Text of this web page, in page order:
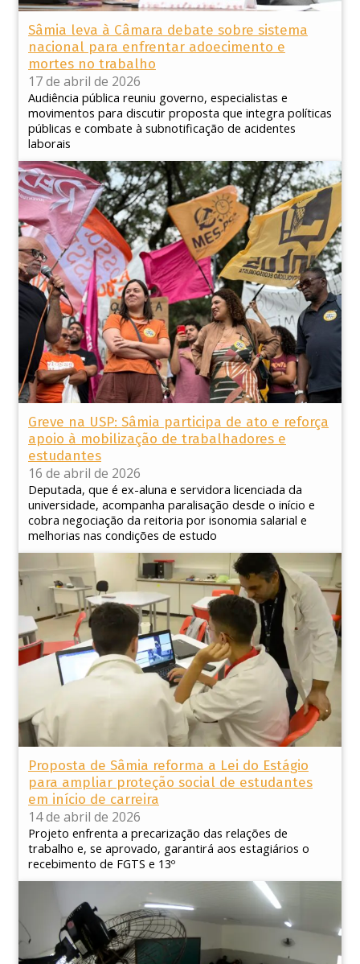
Sâmia leva à Câmara debate sobre sistema
nacional para enfrentar adoecimento e
mortes no trabalho
17 de abril de 2026
Audiência pública reuniu governo, especialistas e
movimentos para discutir proposta que integra políticas
públicas e combate à subnotificação de acidentes
laborais
Greve na USP: Sâmia participa de ato e reforça
apoio à mobilização de trabalhadores e
estudantes
16 de abril de 2026
Deputada, que é ex-aluna e servidora licenciada da
universidade, acompanha paralisação desde o início e
cobra negociação da reitoria por isonomia salarial e
melhorias nas condições de estudo
Proposta de Sâmia reforma a Lei do Estágio
para ampliar proteção social de estudantes
em início de carreira
14 de abril de 2026
Projeto enfrenta a precarização das relações de
trabalho e, se aprovado, garantirá aos estagiários o
recebimento de FGTS e 13º